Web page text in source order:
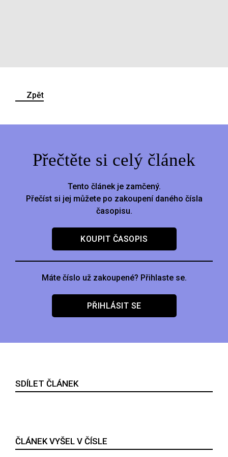
Zpět
Přečtěte si celý článek
Tento článek je zamčený.
Přečíst si jej můžete po zakoupení daného čísla
časopisu.
KOUPIT ČASOPIS
Máte číslo už zakoupené? Přihlaste se.
PŘIHLÁSIT SE
SDÍLET ČLÁNEK
ČLÁNEK VYŠEL V ČÍSLE